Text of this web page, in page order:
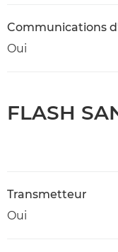
Communications
Oui
FLASH
Transmetteur
Oui